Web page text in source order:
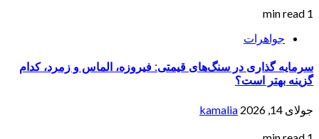
1 min read
جواهرات
سرمایه گذاری در سنگ‌های قیمتی: فیروزه، الماس و زمرد، کدام
گزینه بهتر است؟
جولای 14, 2026 kamalia